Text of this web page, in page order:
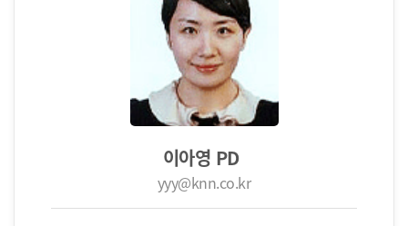
이아영 PD
yyy@knn.co.kr